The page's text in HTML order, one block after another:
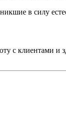
в силу
с клиентами и